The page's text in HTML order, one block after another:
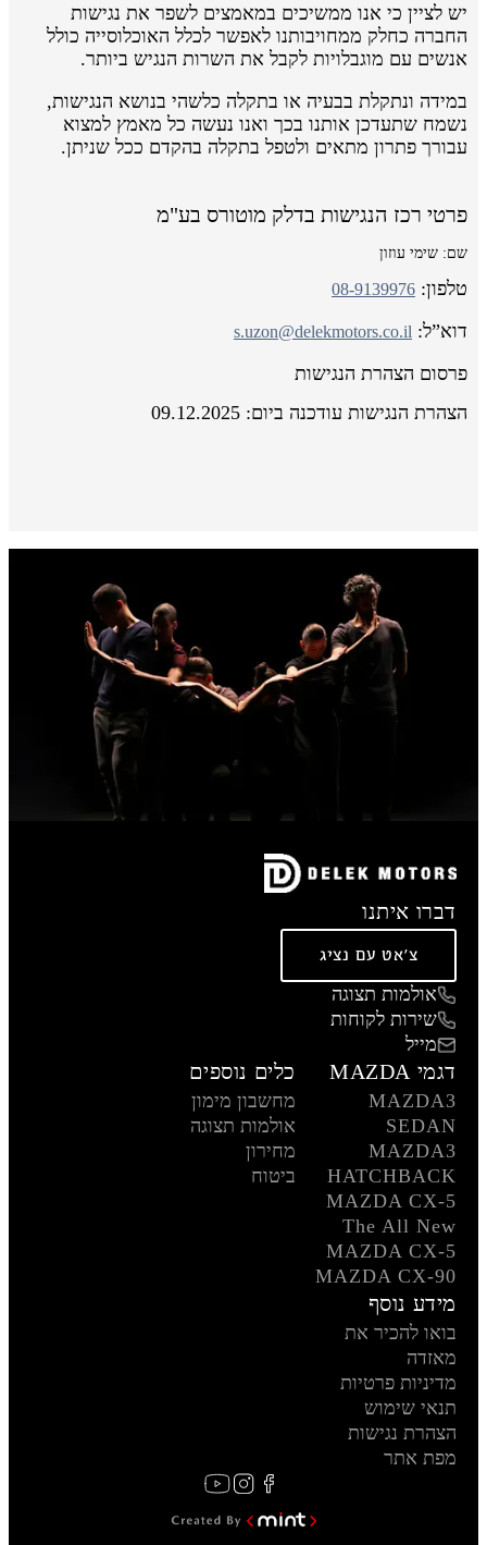
יש לציין כי אנו ממשיכים במאמצים לשפר את נגישות
החברה כחלק ממחויבותנו לאפשר לכלל האוכלוסייה כולל
אנשים עם מוגבלויות לקבל את השרות הנגיש ביותר.
במידה ונתקלת בבעיה או בתקלה כלשהי בנושא הנגישות,
נשמח שתעדכן אותנו בכך ואנו נעשה כל מאמץ למצוא
עבורך פתרון מתאים ולטפל בתקלה בהקדם ככל שניתן.
פרטי רכז הנגישות בדלק מוטורס בע"מ
שם: שימי עוזון
טלפון: 08-9139976
דוא”ל: s.uzon@delekmotors.co.il
פרסום הצהרת הנגישות
הצהרת הנגישות עודכנה ביום: 09.12.2025
דברו איתנו
צ'אט עם נציג
אולמות תצוגה
שירות לקוחות
מייל
דגמי MAZDA
MAZDA3
SEDAN
MAZDA3
HATCHBACK
MAZDA CX-5
The All New
MAZDA CX-5
MAZDA CX-90
כלים נוספים
מחשבון מימון
אולמות תצוגה
מחירון
ביטוח
מידע נוסף
בואו להכיר את
מאזדה
מדיניות פרטיות
תנאי שימוש
הצהרת נגישות
מפת אתר